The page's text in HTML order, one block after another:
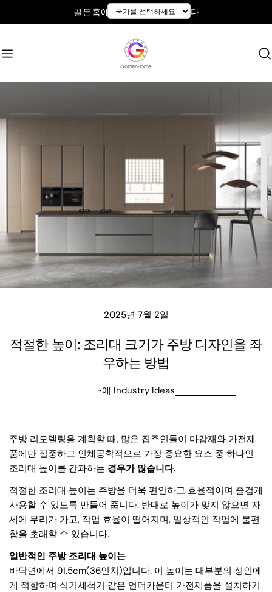
텐
로
너
골든홈에 오신 것을 환영합니다
2025년 7월 2일
적절한 높이: 조리대 크기가 주방 디자인을 좌
우하는 방법
~에 Industry Ideas
주방 리모델링을 계획할 때, 많은 집주인들이 마감재와 가전제
품에만 집중하고 인체공학적으로 가장 중요한 요소 중 하나인
조리대 높이를 간과하는 경우가 많습니다.
적절한 조리대 높이는 주방을 더욱 편안하고 효율적이며 즐겁게
사용할 수 있도록 만들어 줍니다. 반대로 높이가 맞지 않으면 자
세에 무리가 가고, 작업 효율이 떨어지며, 일상적인 작업에 불편
함을 초래할 수 있습니다.
일반적인 주방 조리대 높이는
바닥면에서 91.5cm(36인치)입니다. 이 높이는 대부분의 성인에
게 적합하며 식기세척기 같은 언더카운터 가전제품을 설치하기